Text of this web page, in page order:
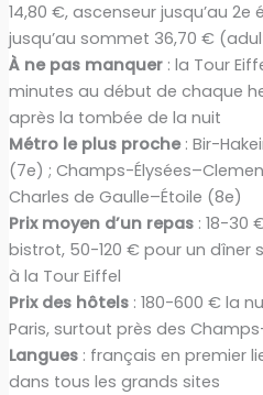
14,80 €, ascenseur jusqu’au
jusqu’au sommet 36,70 €
À ne pas manquer: la Tour
minutes au début de chaque
après la tombée de la nuit
Métro le plus proche: Bir-
(7e) ; Champs-
Charles de Gaulle–Étoile (8e)
Prix moyen d’un repas: 18-30
bistrot, 50-120 € pour un dîner
à la Tour Eiffel
Prix des hôtels: 180-600 € la
Paris, surtout près des
Langues: français en premier
dans tous les grands sites